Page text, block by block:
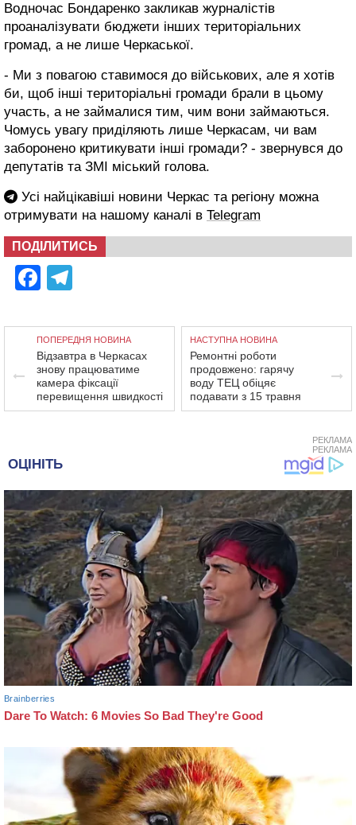
Водночас Бондаренко закликав журналістів
проаналізувати бюджети інших територіальних
громад, а не лише Черкаської.
- Ми з повагою ставимося до військових, але я хотів
би, щоб інші територіальні громади брали в цьому
участь, а не займалися тим, чим вони займаються.
Чомусь увагу приділяють лише Черкасам, чи вам
заборонено критикувати інші громади? - звернувся до
депутатів та ЗМІ міський голова.
Усі найцікавіші новини Черкас та регіону можна
отримувати на нашому каналі в Telegram
ПОДІЛИТИСЬ
Facebook
ПОПЕРЕДНЯ НОВИНА
Відзавтра в Черкасах
знову працюватиме
камера фіксації
перевищення швидкості
НАСТУПНА НОВИНА
Ремонтні роботи
продовжено: гарячу
воду ТЕЦ обіцяє
подавати з 15 травня
РЕКЛАМА
РЕКЛАМА